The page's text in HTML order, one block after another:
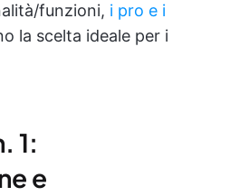
funzioni, i pro e i
la scelta ideale per i
1:
e